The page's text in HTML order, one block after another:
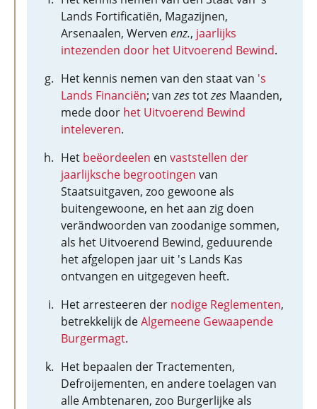
Lands Fortificatiën, Magazijnen,
Arsenaalen, Werven enz., jaarlijks
intezenden door het Uitvoerend Bewind.
Het kennis nemen van den staat van 's
Lands Financiën; vanzestotzes Maanden,
mede door het Uitvoerend Bewind
inteleveren.
Het beëordeelen en vaststellen der
jaarlijksche begrootingen van
Staatsuitgaven, zoo gewoone als
buitengewoone, en het aan zig doen
verändwoorden van zoodanige sommen,
als het Uitvoerend Bewind, geduurende
het afgelopen jaar uit 's Lands Kas
ontvangen en uitgegeven heeft.
Het arresteeren der nodige Reglementen,
betrekkelijk deAlgemeene Gewaapende
Burgermagt.
Het bepaalen der Tractementen,
Defroijementen, en andere toelagen van
alle Ambtenaren, zoo Burgerlijke als